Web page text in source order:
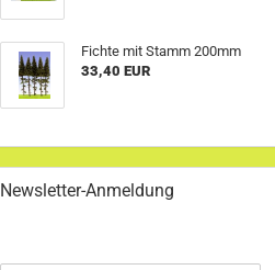
Fichte mit Stamm 200mm
33,40 EUR
Newsletter-Anmeldung